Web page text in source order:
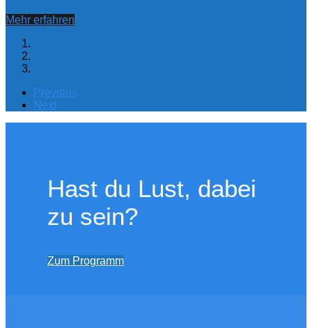
Mehr erfahren
Previous
Next
Hast du Lust, dabei
zu sein?
Zum Programm